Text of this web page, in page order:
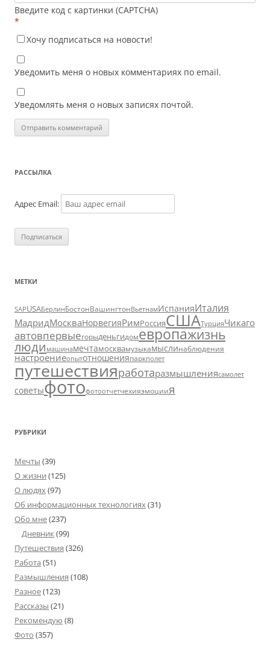
Введите код с картинки (CAPTCHA)
*
Хочу подписаться на новости!
Уведомить меня о новых комментариях по email.
Уведомлять меня о новых записях почтой.
РАССЫЛКА
Адрес Email:
МЕТКИ
SAPUSAБерлинБостонВашингтонВьетнамИспанияИталия
МадридМоскваНорвегияРимРоссияСШАТурцияЧикаго
автовпервыегорыденьгидомевропажизнь
люди машинамечтамосквамузыкамыслинаблюдения
настроениеопытотношенияпаркполет
путешествияработаразмышлениясамолет
советыфотофотоотчетчехияэмоциия
РУБРИКИ
Мечты (39)
О жизни (125)
О людях(97)
Об информационных технологиях(31)
Обо мне(237)
Дневник(99)
Путешествия (326)
Работа (51)
Размышления (108)
Разное(123)
Рассказы (21)
Рекомендую (8)
Фото (357)